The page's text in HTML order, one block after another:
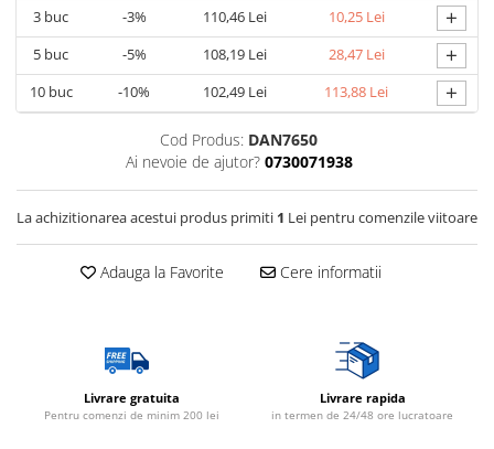
3 buc -3% 110,46 Lei 10,25 Lei +
5 buc -5% 108,19 Lei 28,47 Lei +
10buc -10% 102,49 Lei 113,88 Lei +
Cod Produs: DAN7650
Ai nevoie de ajutor? 0730071938
La achizitionarea acestui produs primiti 1 Lei pentru comenzile viitoare
Adauga la Favorite Cere informatii
Livrare gratuita
Pentru comenzi de minim 200 lei
Livrare rapida
in termen de 24/48 ore lucratoare